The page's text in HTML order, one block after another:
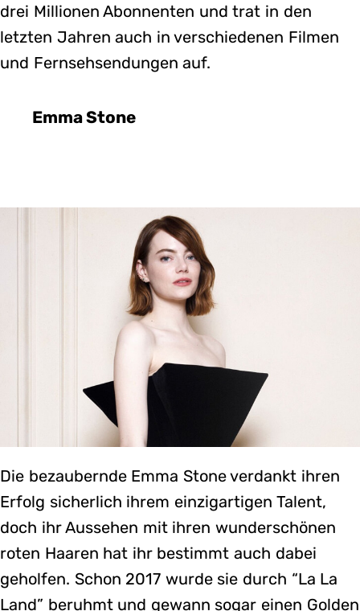
drei Millionen Abonnenten und trat in den
letzten Jahren auch in verschiedenen Filmen
und Fernsehsendungen auf.
Emma Stone
Die bezaubernde Emma Stone verdankt ihren
Erfolg sicherlich ihrem einzigartigen Talent,
doch ihr Aussehen mit ihren wunderschönen
roten Haaren hat ihr bestimmt auch dabei
geholfen. Schon 2017 wurde sie durch “La La
Land” beruhmt und gewann sogar einen Golden